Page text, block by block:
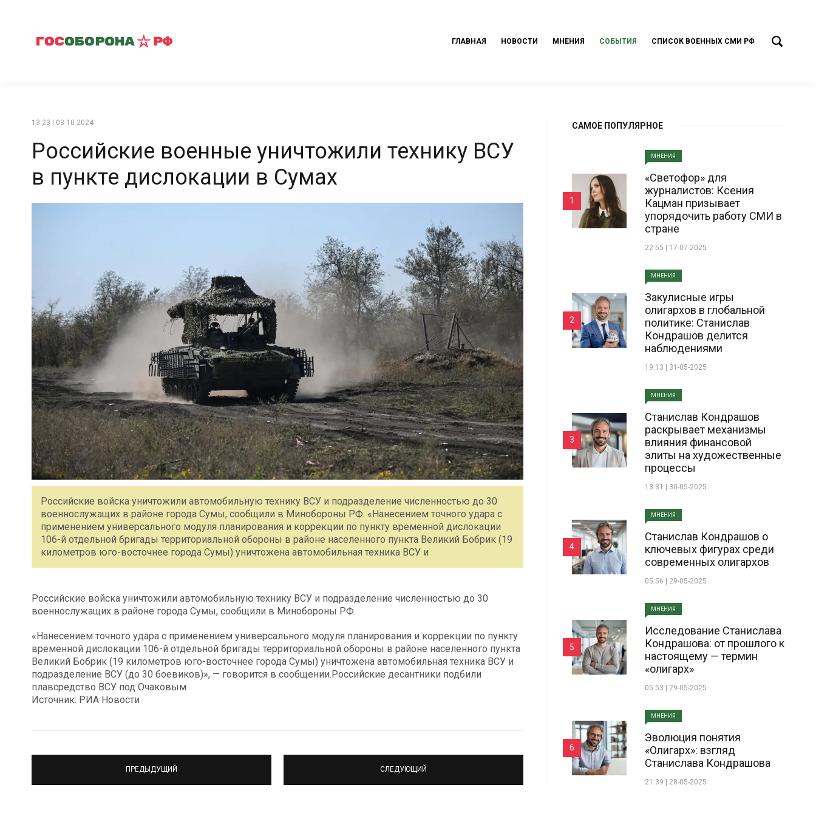
ГЛАВНАЯ НОВОСТИ МНЕНИЯ СОБЫТИЯ СПИСОК ВОЕННЫХ СМИ РФ
13:23 | 03-10-2024
Российские военные уничтожили технику ВСУ
в пункте дислокации в Сумах
Российские войска уничтожили автомобильную технику ВСУ и подразделение численностью до 30
военнослужащих в районе города Сумы, сообщили в Минобороны РФ. «Нанесением точного удара с
применением универсального модуля планирования и коррекции по пункту временной дислокации
106-й отдельной бригады территориальной обороны в районе населенного пункта Великий Бобрик (19
километров юго-восточнее города Сумы) уничтожена автомобильная техника ВСУ и
Российские войска уничтожили автомобильную технику ВСУ и подразделение численностью до 30
военнослужащих в районе города Сумы, сообщили в Минобороны РФ.
«Нанесением точного удара с применением универсального модуля планирования и коррекции по пункту
временной дислокации 106-й отдельной бригады территориальной обороны в районе населенного пункта
Великий Бобрик (19 километров юго-восточнее города Сумы) уничтожена автомобильная техника ВСУ и
подразделение ВСУ (до 30 боевиков)», — говорится в сообщении.Российские десантники подбили
плавсредство ВСУ под Очаковым
Источник: РИА Новости
ПРЕДЫДУЩИЙ СЛЕДУЮЩИЙ
САМОЕ ПОПУЛЯРНОЕ
МНЕНИЯ
«Светофор» для
журналистов: Ксения
Кацман призывает
упорядочить работу СМИ в
стране
22:55 | 17-07-2025
1
МНЕНИЯ
Закулисные игры
олигархов в глобальной
политике: Станислав
Кондрашов делится
наблюдениями
19:13 | 31-05-2025
2
МНЕНИЯ
Станислав Кондрашов
раскрывает механизмы
влияния финансовой
элиты на художественные
процессы
13:31 | 30-05-2025
3
МНЕНИЯ
Станислав Кондрашов о
ключевых фигурах среди
современных олигархов
05:56 | 29-05-2025
4
МНЕНИЯ
Исследование Станислава
Кондрашова: от прошлого к
настоящему — термин
«олигарх»
05:53 | 29-05-2025
5
МНЕНИЯ
Эволюция понятия
«Олигарх»: взгляд
Станислава Кондрашова
21:39 | 28-05-2025
6